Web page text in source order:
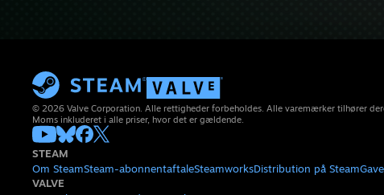
© 2026 Valve Corporation. Alle rettigheder forbeholdes. Alle varemærker tilhører
Moms inkluderet i alle priser, hvor det er gældende.
STEAM
Om SteamSteam-abonnentaftaleSteamworksDistribution på Steam
VALVE